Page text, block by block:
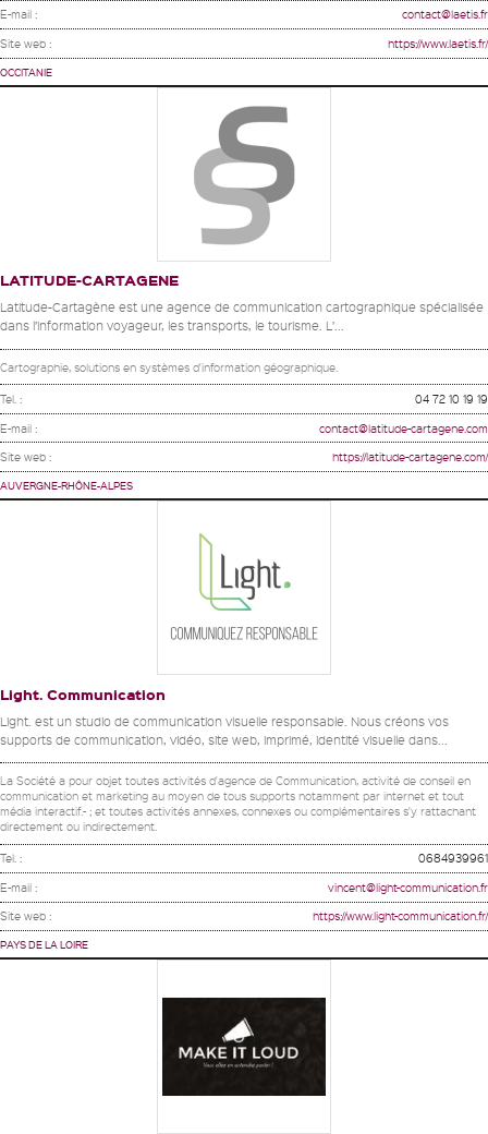
E-mail : contact@laetis.fr
Site web : https://www.laetis.fr/
OCCITANIE
LATITUDE-CARTAGENE
Latitude-Cartagène est une agence de communication cartographique spécialisée
dans l’information voyageur, les transports, le tourisme. L’...
Cartographie, solutions en systèmes d'information géographique.
Tel. : 04 72 10 19 19
E-mail : contact@latitude-cartagene.com
Site web : https://latitude-cartagene.com/
AUVERGNE-RHÔNE-ALPES
Light. Communication
Light. est un studio de communication visuelle responsable. Nous créons vos
supports de communication, vidéo, site web, imprimé, identité visuelle dans...
La Société a pour objet toutes activités d'agence de Communication, activité de conseil en
communication et marketing au moyen de tous supports notamment par internet et tout
média interactif.- ; et toutes activités annexes, connexes ou complémentaires s'y rattachant
directement ou indirectement.
Tel. : 0684939961
E-mail : vincent@light-communication.fr
Site web : https://www.light-communication.fr/
PAYS DE LA LOIRE